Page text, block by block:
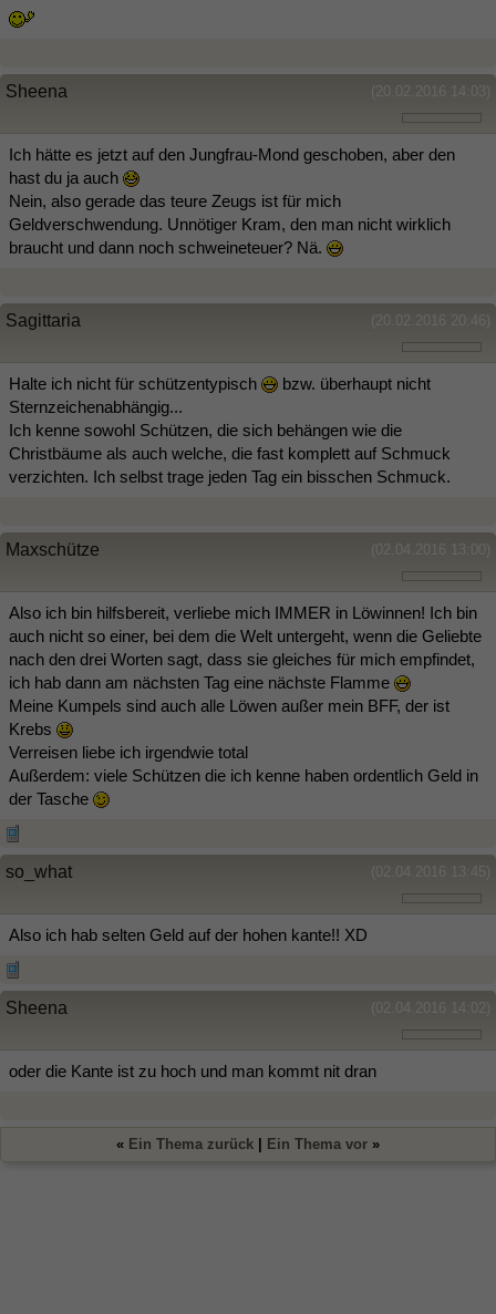
(20.02.2016 14:03)
Sheena
Ich hätte es jetzt auf den Jungfrau-Mond geschoben, aber den
hast du ja auch
Nein, also gerade das teure Zeugs ist für mich
Geldverschwendung. Unnötiger Kram, den man nicht wirklich
braucht und dann noch schweineteuer? Nä.
(20.02.2016 20:46)
Sagittaria
Halte ich nicht für schützentypisch
bzw. überhaupt nicht
Sternzeichenabhängig...
Ich kenne sowohl Schützen, die sich behängen wie die
Christbäume als auch welche, die fast komplett auf Schmuck
verzichten. Ich selbst trage jeden Tag ein bisschen Schmuck.
(02.04.2016 13:00)
Maxschütze
Also ich bin hilfsbereit, verliebe mich IMMER in Löwinnen! Ich bin
auch nicht so einer, bei dem die Welt untergeht, wenn die Geliebte
nach den drei Worten sagt, dass sie gleiches für mich empfindet,
ich hab dann am nächsten Tag eine nächste Flamme
Meine Kumpels sind auch alle Löwen außer mein BFF, der ist
Krebs
Verreisen liebe ich irgendwie total
Außerdem: viele Schützen die ich kenne haben ordentlich Geld in
der Tasche
(02.04.2016 13:45)
so_what
Also ich hab selten Geld auf der hohen kante!! XD
(02.04.2016 14:02)
Sheena
oder die Kante ist zu hoch und man kommt nit dran
« Ein Thema zurück | Ein Thema vor »